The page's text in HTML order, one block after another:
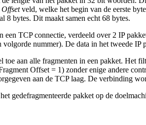
veld, welke het begin van de eerste
8 bytes. Dit maakt samen echt 68 bytes.
een TCP connectie, verdeeld over 2 IP
volgorde nummer). De data in het tweede
toe aan alle fragmenten in een pakket.
Offset = 1) zonder enige andere
aan de TCP laag. De verbinding
gedefragmenteerde pakket op de